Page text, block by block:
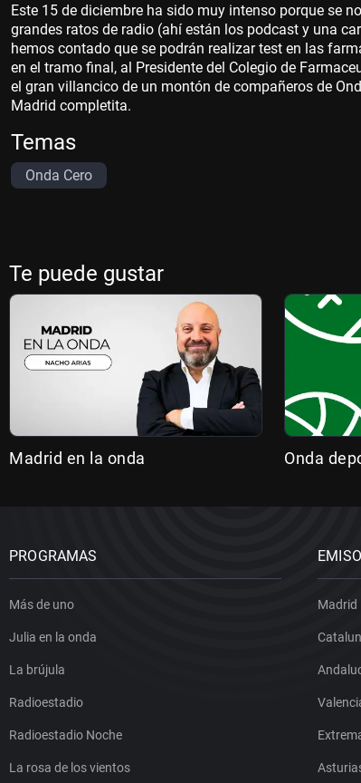
Este 15 de diciembre ha sido muy intenso porque se
grandes ratos de radio (ahí están los podcast y una
hemos contado que se podrán realizar test en las
en el tramo final, al Presidente del Colegio de
el gran villancico de un montón de compañeros de
Madrid completita.
Temas
Onda Cero
Te puede gustar
Madrid en la onda Onda
PROGRAMAS
Más de uno
Julia en la onda
La brújula
Radioestadio
Radioestadio Noche
La rosa de los vientos
Madrid